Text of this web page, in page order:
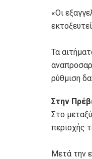
«Οι
Τα
ρύθμιση
Στην
Στο
περιοχής
Μετά την